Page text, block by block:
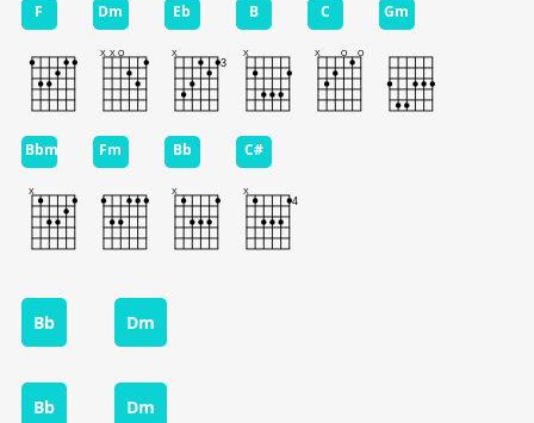
Bb Dm
Bb Dm
F Dm Eb B C Gm
Bbm Fm Bb C#